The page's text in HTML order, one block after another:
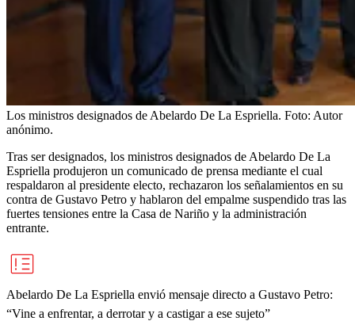
Los ministros designados de Abelardo De La Espriella. Foto: Autor
anónimo.
Tras ser designados, los ministros designados de Abelardo De La
Espriella produjeron un comunicado de prensa mediante el cual
respaldaron al presidente electo, rechazaron los señalamientos en su
contra de Gustavo Petro y hablaron del empalme suspendido tras las
fuertes tensiones entre la Casa de Nariño y la administración
entrante.
Abelardo De La Espriella envió mensaje directo a Gustavo Petro:
“Vine a enfrentar, a derrotar y a castigar a ese sujeto”